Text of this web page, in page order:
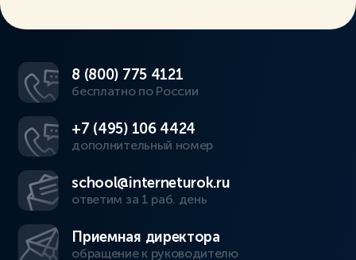
8 (800) 775 4121
бесплатно по России
+7 (495) 106 4424
дополнительный номер
school@interneturok.ru
ответим за 1 раб. день
Приемная директора
обращение к руководителю